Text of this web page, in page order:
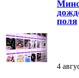
поля
4